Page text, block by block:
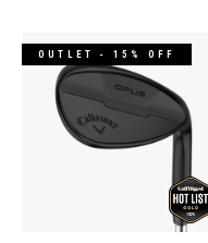
OUTLET - 15% OFF